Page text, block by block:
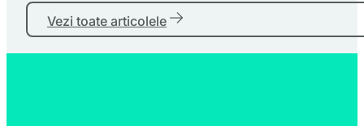
Vezi toate articolele